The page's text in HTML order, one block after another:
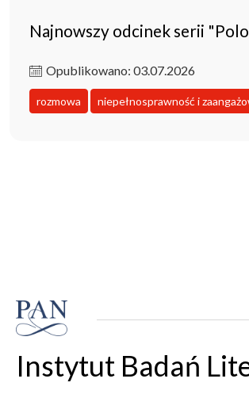
Najnowszy odcinek serii
Opublikowano: 03.07.2026
rozmowa niepełnosprawność i
Instytut Badań